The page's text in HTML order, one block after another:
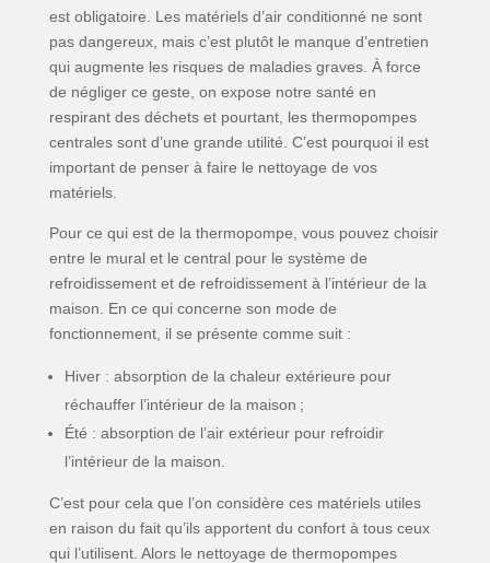
est obligatoire. Les matériels d’air conditionné ne sont
pas dangereux, mais c’est plutôt le manque d’entretien
qui augmente les risques de maladies graves. À force
de négliger ce geste, on expose notre santé en
respirant des déchets et pourtant, les thermopompes
centrales sont d’une grande utilité. C’est pourquoi il est
important de penser à faire le nettoyage de vos
matériels.
Pour ce qui est de la thermopompe, vous pouvez choisir
entre le mural et le central pour le système de
refroidissement et de refroidissement à l’intérieur de la
maison. En ce qui concerne son mode de
fonctionnement, il se présente comme suit :
Hiver : absorption de la chaleur extérieure pour
réchauffer l’intérieur de la maison ;
Été : absorption de l’air extérieur pour refroidir
l’intérieur de la maison.
C’est pour cela que l’on considère ces matériels utiles
en raison du fait qu’ils apportent du confort à tous ceux
qui l’utilisent. Alors le nettoyage de thermopompes